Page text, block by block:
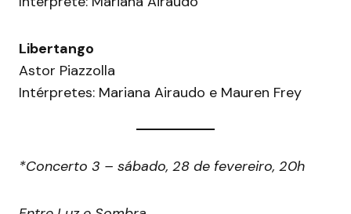
Libertango
Astor Piazzolla
Intérpretes: Mariana Airaudo e Mauren Frey
*Concerto 3 – sábado, 28 de fevereiro, 20h